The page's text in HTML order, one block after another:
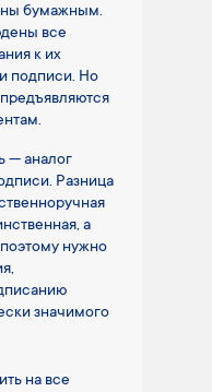
бумажным.
все
к их
подписи. Но
— аналог
Разница
а
нужно
значимого
на все